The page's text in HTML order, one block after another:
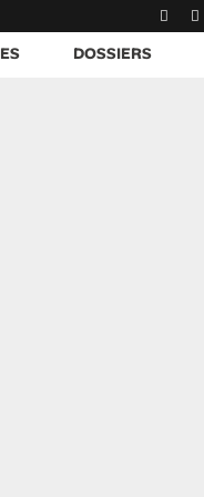
DOSSIERS